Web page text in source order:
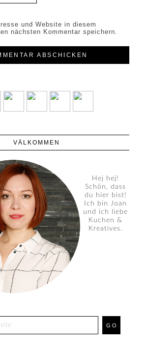
und Website in diesem
nächsten Kommentar speichern.
VÄLKOMMEN
Hej hej!
Schön, dass
du hier bist!
Ich bin Joan
und ich liebe
Kuchen &
Kreatives.